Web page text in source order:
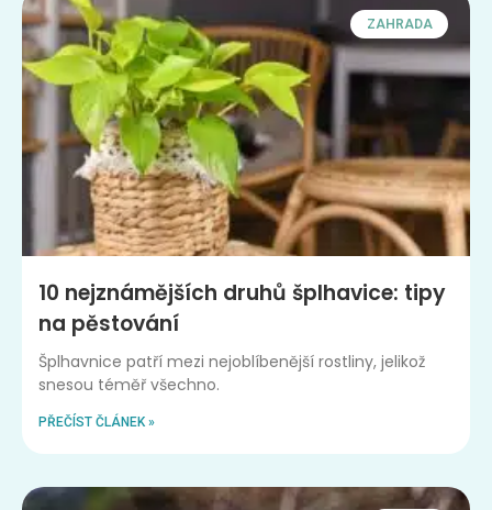
ZAHRADA
10 nejznámějších druhů šplhavice: tipy
na pěstování
Šplhavnice patří mezi nejoblíbenější rostliny, jelikož
snesou téměř všechno.
PŘEČÍST ČLÁNEK »